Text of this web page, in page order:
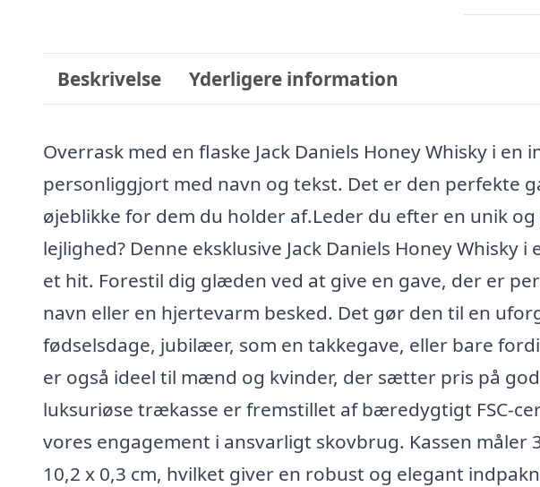
Beskrivelse Yderligere information
Overrask med en flaske Jack Daniels Honey Whisky i
personliggjort med navn og tekst. Det er den perfekte
øjeblikke for dem du holder af.Leder du efter en unik
lejlighed? Denne eksklusive Jack Daniels Honey
et hit. Forestil dig glæden ved at give en gave, der er
navn eller en hjertevarm besked. Det gør den til en
fødselsdage, jubilæer, som en takkegave, eller bare
er også ideel til mænd og kvinder, der sætter pris på
luksuriøse trækasse er fremstillet af bæredygtigt FSC-
vores engagement i ansvarligt skovbrug. Kassen måler
10,2 x 0,3 cm, hvilket giver en robust og elegant